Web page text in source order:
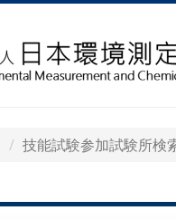
技能試験参加試験所検